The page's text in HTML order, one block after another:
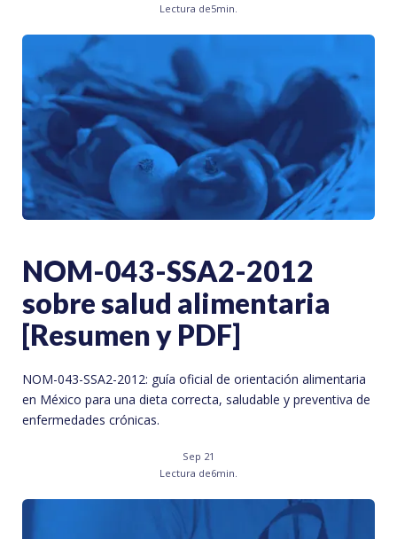
Lectura de5min.
NOM-043-SSA2-2012
sobre salud alimentaria
[Resumen y PDF]
NOM-043-SSA2-2012: guía oficial de orientación alimentaria
en México para una dieta correcta, saludable y preventiva de
enfermedades crónicas.
Sep 21
Lectura de6min.